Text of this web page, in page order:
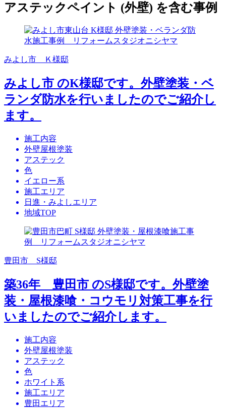
アステックペイント (外壁) を含む事例
みよし市 Ｋ様邸
みよし市 のK様邸です。外壁塗装・ベ
ランダ防水を行いましたのでご紹介し
ます。
施工内容
外壁屋根塗装
アステック
色
イエロー系
施工エリア
日進・みよしエリア
地域TOP
豊田市 S様邸
築36年 豊田市 のS様邸です。外壁塗
装・屋根漆喰・コウモリ対策工事を行
いましたのでご紹介します。
施工内容
外壁屋根塗装
アステック
色
ホワイト系
施工エリア
豊田エリア